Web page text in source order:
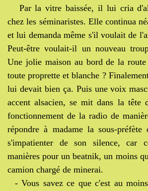
Par la vitre baissée, il lui cria
chez les séminaristes. Elle continua
et lui demanda même s'il voulait de
Peut-être voulait-il un nouveau
Une jolie maison au bord de la route
toute proprette et blanche ?
lui devait bien ça. Puis une voix
accent alsacien, se mit dans la tête
fonctionnement de la radio de
répondre à madame la sous-
s'impatienter de son silence, car
manières pour un beatnik, un moins
camion chargé de minerai.
- Vous savez ce que c'est au